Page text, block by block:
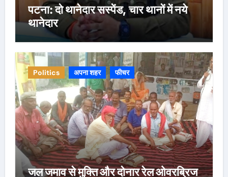
पटना: दो थानेदार सस्पेंड, चार थानों में नये
थानेदार
Politics अपना शहर फीचर
जल जमाव से मुक्ति और दोनार रेल ओवरब्रिज